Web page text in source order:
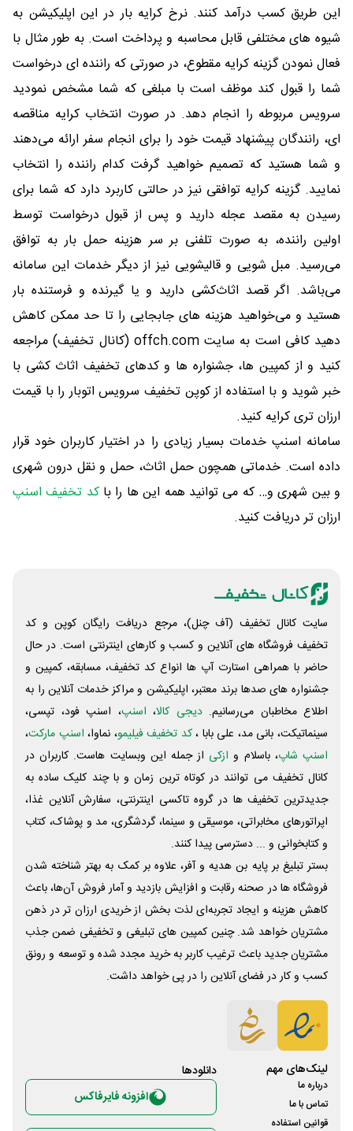
این طریق کسب درآمد کنند. نرخ کرایه بار در این اپلیکیشن به
شیوه های مختلفی قابل محاسبه و پرداخت است. به طور مثال با
فعال نمودن گزینه کرایه مقطوع، در صورتی که راننده ای درخواست
شما را قبول کند موظف است با مبلغی که شما مشخص نمودید
سرویس مربوطه را انجام دهد. در صورت انتخاب کرایه مناقصه
ای، رانندگان پیشنهاد قیمت خود را برای انجام سفر ارائه می‌دهند
و شما هستید که تصمیم خواهید گرفت کدام راننده را انتخاب
نمایید. گزینه کرایه توافقی نیز در حالتی کاربرد دارد که شما برای
رسیدن به مقصد عجله دارید و پس از قبول درخواست توسط
اولین راننده، به صورت تلفنی بر سر هزینه حمل بار به توافق
می‌رسید. مبل شویی و قالیشویی نیز از دیگر خدمات این سامانه
می‌باشد. اگر قصد اثاث‌کشی دارید و یا گیرنده و فرستنده بار
هستید و می‌خواهید هزینه های جابجایی را تا حد ممکن کاهش
دهید کافی است به سایت offch.com (کانال تخفیف) مراجعه
کنید و از کمپین ها، جشنواره ها و کدهای تخفیف اثاث کشی با
خبر شوید و با استفاده از کوپن تخفیف سرویس اتوبار را با قیمت
ارزان تری کرایه کنید.
سامانه اسنپ خدمات بسیار زیادی را در اختیار کاربران خود قرار
داده است. خدماتی همچون حمل اثاث، حمل و نقل درون شهری
و بین شهری و… که می توانید همه این ها را باکد تخفیف اسنپ
ارزان تر دریافت کنید.
سایت کانال تخفیف (آف چنل)، مرجع دریافت رایگان کوپن و کد
تخفیف فروشگاه های آنلاین و کسب و‌ کارهای اینترنتی است. در حال
حاضر با همراهی استارت آپ ها انواع کد تخفیف، مسابقه، کمپین و
جشنواره های صدها برند معتبر، اپلیکیشن و مراکز خدمات آنلاین را به
اطلاع مخاطبان می‌رسانیم. دیجی کالا، اسنپ، اسنپ فود، تپسی،
سینماتیکت، بانی مد، علی‌ بابا ،کد تخفیف فیلیمو، نماوا، اسنپ مارکت،
اسنپ شاپ، باسلام و ازکی از جمله این وبسایت ‌هاست. کاربران در
کانال تخفیف می توانند در کوتاه ترین زمان و با چند کلیک ساده به
جدیدترین تخفیف ها در گروه تاکسی اینترنتی، سفارش آنلاین غذا،
اپراتورهای مخابراتی، موسیقی و سینما، گردشگری، مد و پوشاک، کتاب
و کتابخوانی و ... دسترسی پیدا کنند.
بستر تبلیغ بر پایه بن هدیه و آفر، علاوه بر کمک به بهتر شناخته شدن
فروشگاه ها در صحنه رقابت و افزایش بازدید و آمار فروش آن‌ها، باعث
کاهش هزینه و ایجاد تجربه‌ای لذت بخش از خریدی ارزان تر در ذهن
مشتریان خواهد شد. چنین کمپین های تبلیغی و تخفیفی ضمن جذب
مشتریان جدید باعث ترغیب کاربر به خرید مجدد شده و توسعه و رونق
کسب و کار در فضای آنلاین را در پی خواهد داشت.
لینک‌های مهم
درباره ما
تماس با ما
قوانین استفاده
دانلود‌ها
افزونه فایرفاکس